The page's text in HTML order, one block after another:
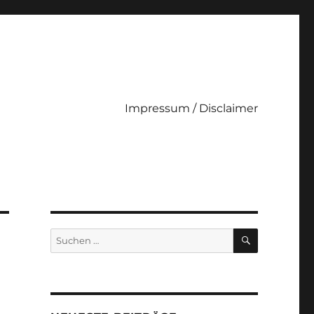
Impressum / Disclaimer
Suche
nach:
SUCHEN